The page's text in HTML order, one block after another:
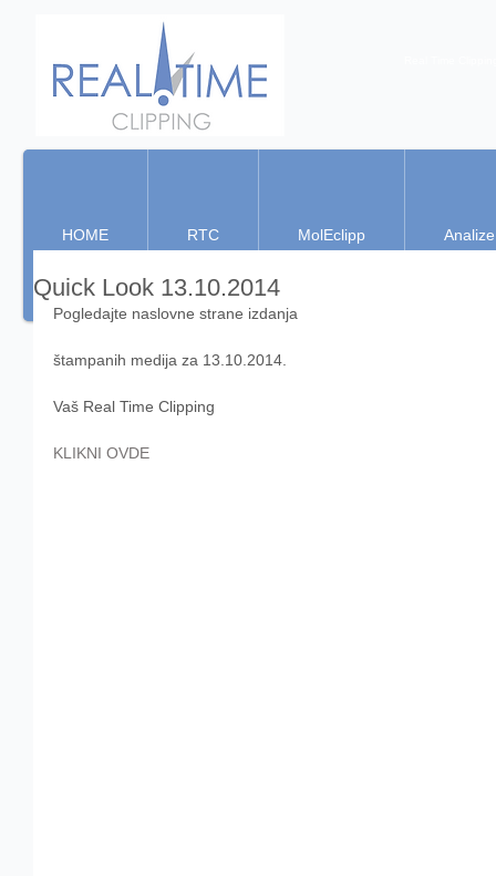
HOME RTC MolEclipp Analize
Quick Look 13.10.2014
Pogledajte naslovne strane izdanja
štampanih medija za 13.10.2014.
Vaš Real Time Clipping
KLIKNI OVDE